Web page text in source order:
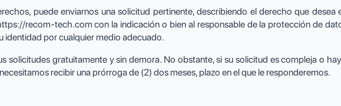
puede enviarnos una solicitud pertinente, describiendo el derecho que
recom-tech.com con la indicación o bien al responsable de la protección de
identidad por cualquier medio adecuado.
solicitudes gratuitamente y sin demora. No obstante, si su solicitud es compleja o
recibir una prórroga de (2) dos meses, plazo en el que le responderemos.